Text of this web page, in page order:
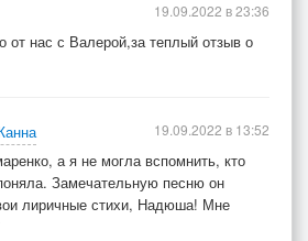
от нас с Валерой,за теплый отзыв о
19.09.2022 в 23:36
а я не могла вспомнить, кто
Замечательную песню он
лиричные стихи, Надюша! Мне
19.09.2022 в 13:52